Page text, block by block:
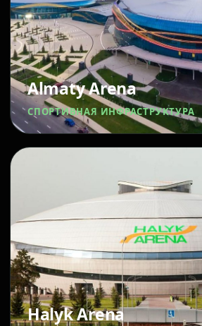
Almaty Arena
СПОРТИВНАЯ ИНФРАСТРУКТУРА
Halyk Arena